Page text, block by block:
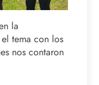
la
tema con los
nos contaron